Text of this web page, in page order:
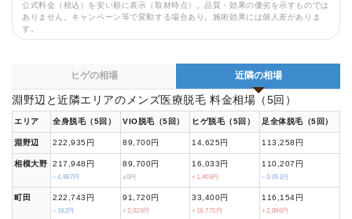
公式料金（税込）を安い順に表示（取材時点）。品質・効果の優劣を示すものでは
ありません。キャンペーン等で変動する場合あり。施術効果には個人差がありま
す。
ヒゲの相場 近隣の相場
淵野辺と近隣エリアのメンズ医療脱毛 料金相場（5回）
エリア 全身脱毛（5回） VIO脱毛（5回） ヒゲ脱毛（5回） 足全体脱毛（5回）
淵野辺 222,935円 89,700円 14,625円 113,258円
相模大野 217,948円
−4,987円
89,700円
±0円
16,033円
+1,408円
110,207円
−3,051円
町田 222,743円
−192円
91,720円
+2,020円
33,400円
+18,775円
116,154円
+2,896円